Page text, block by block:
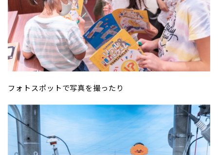
フォトスポットで写真を撮ったり